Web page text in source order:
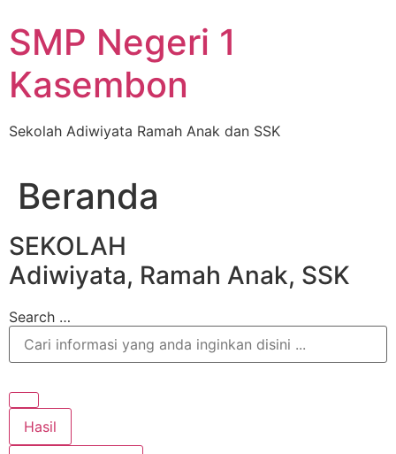
to
content
SMP Negeri 1
Kasembon
Sekolah Adiwiyata Ramah Anak dan SSK
Beranda
SEKOLAH
Adiwiyata, Ramah Anak, SSK
Search …
Hasil